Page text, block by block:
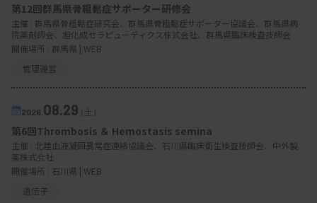
第12回群馬県骨粗鬆症サポーター研修会
主催 : 群馬県骨粗鬆症研究会、群馬県骨粗鬆症サポーター協議会、群馬県病
院薬剤師会、旭化成セラピューティクス株式会社、群馬県臨床検査技師会
開催場所 : 群馬県 | WEB
管理運営
2026. 08.29 （土）
第6回Thrombosis ＆ Hemostasis semina
主催 : 北陸血液凝固異常症連絡協議会、石川県臨床衛生検査技師会、中外製
薬株式会社
開催場所 : 石川県 | WEB
遺伝子